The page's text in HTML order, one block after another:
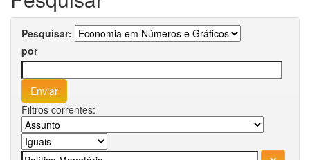
Pesquisar:
por
Filtros correntes: